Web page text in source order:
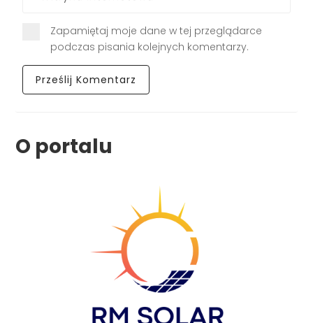
Zapamiętaj moje dane w tej przeglądarce
podczas pisania kolejnych komentarzy.
O portalu